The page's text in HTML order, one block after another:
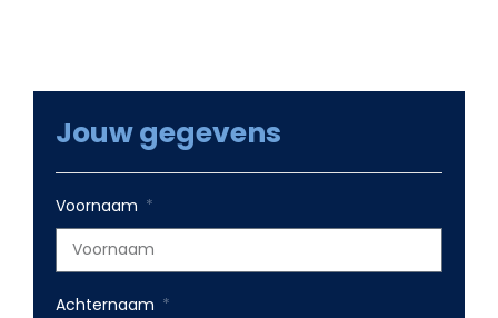
Jouw gegevens
Voornaam
Achternaam